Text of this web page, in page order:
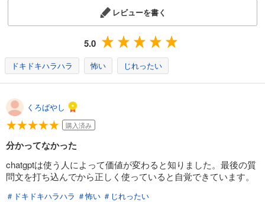
悩み相談やアイデア出しの壁打ち相手としてChatGPTを使う方法など、
単なる作業効率アップのためだけではない、使いこなし術も解説してい
ます。
画像生成についても解説。SNSアイコンの作成や仕事の資料用イラスト
ターになれます。巻末には、ChatGPTをもっと自分好みにカスタマイズ
するも解説しています。
ないという不満や不安も解消。本誌をマネすれば、ChatGPTがあなたの
生活と仕事の最強のパートナーになります。
レビューを書く
5.0
ドキドキハラハラ 怖い じれったい
くろばやし
購入済み
分かってなかった
chatgptは使う人によって価値が変わると知りました。最後の質
問文を打ち込んでから正しく使っていると自覚できています。
＃ドキドキハラハラ ＃怖い ＃じれったい